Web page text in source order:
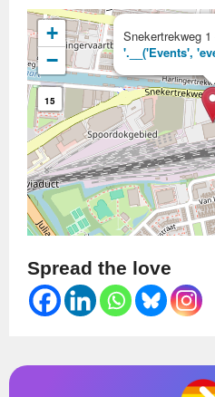
Snekertrekweg 1
'.__('Events',
+
−
15
Spread the love